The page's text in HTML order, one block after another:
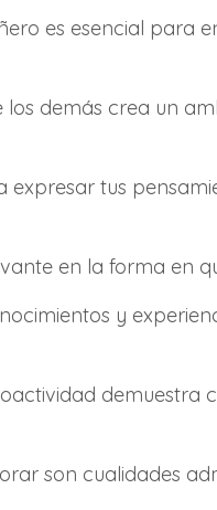
es esencial para
los demás crea un
tus
en la forma en
y
demuestra
son cualidades